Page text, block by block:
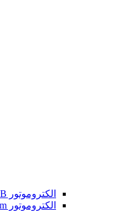
الکتروموتور ABB
الکتروموتور vem